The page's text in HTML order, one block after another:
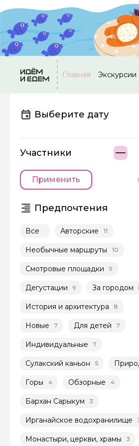
Главная Экскурсии
Выберите дату
Участники
Применить
Предпочтения
Все Авторские 11
Необычные маршруты 10
Смотровые площадки 9
Дегустации 9 За городом
История и архитектура 8
Новые 7 Для детей 7
Индивидуальные 7
Сулакский каньон 5
Горы 4 Обзорные 4
Бархан Сарыкум 3
Ирганайское водохранилище
Монастыри, церкви, храмы 3